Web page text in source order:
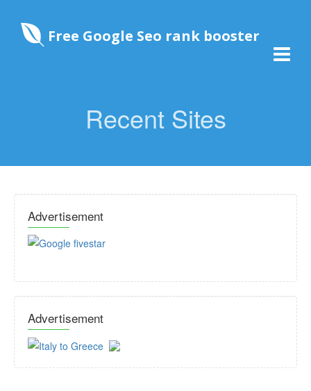
Free Google Seo rank booster
Recent Sites
Advertisement
Advertisement